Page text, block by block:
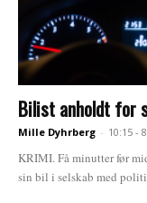
Bilist anholdt for
Mille Dyhrberg - 10:15 -
KRIMI. Få minutter før
sin bil i selskab med